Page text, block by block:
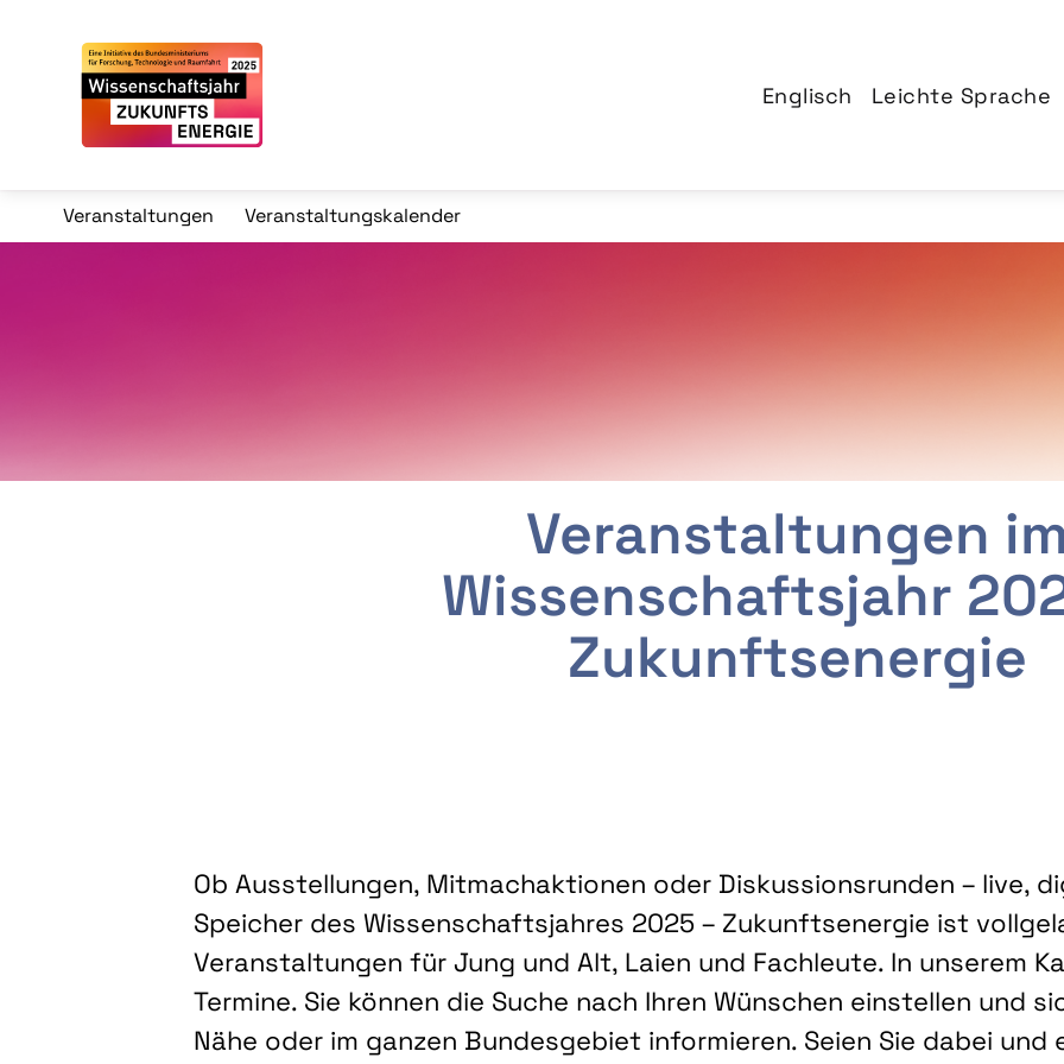
Englisch Leichte Sprache
Veranstaltungen Veranstaltungskalender
Veranstaltungen
Wissenschaftsjahr
Zukunftsenergie
Ob Ausstellungen, Mitmachaktionen oder Diskussionsrunden – live,
Speicher des Wissenschaftsjahres 2025 – Zukunftsenergie ist
Veranstaltungen für Jung und Alt, Laien und Fachleute. In unserem
Termine. Sie können die Suche nach Ihren Wünschen einstellen und
Nähe oder im ganzen Bundesgebiet informieren. Seien Sie dabei und